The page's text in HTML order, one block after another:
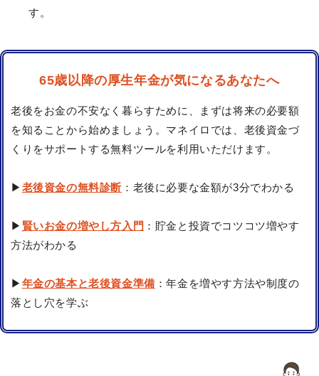
す。
65歳以降の厚生年金が気になるあなたへ
老後をお金の不安なく暮らすために、まずは将来の必要額
を知ることから始めましょう。マネイロでは、老後資金づ
くりをサポートする無料ツールを利用いただけます。
▶ 老後資金の無料診断 ：老後に必要な金額が3分でわかる
▶ 賢いお金の増やし方入門 ：貯金と投資でコツコツ増やす
方法がわかる
▶ 年金の基本と老後資金準備 ：年金を増やす方法や制度の
落とし穴を学ぶ